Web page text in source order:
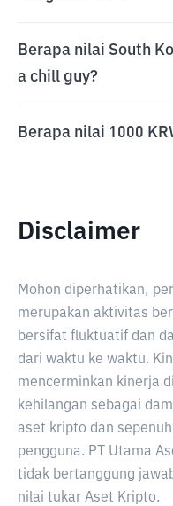
Berapa nilai South
a chill guy?
Berapa nilai 1000
Disclaimer
Mohon diperhatikan,
merupakan aktivitas
bersifat fluktuatif dan
dari waktu ke waktu.
mencerminkan kinerja
kehilangan sebagai
aset kripto dan
pengguna. PT Utama
tidak bertanggung
nilai tukar Aset Kripto.